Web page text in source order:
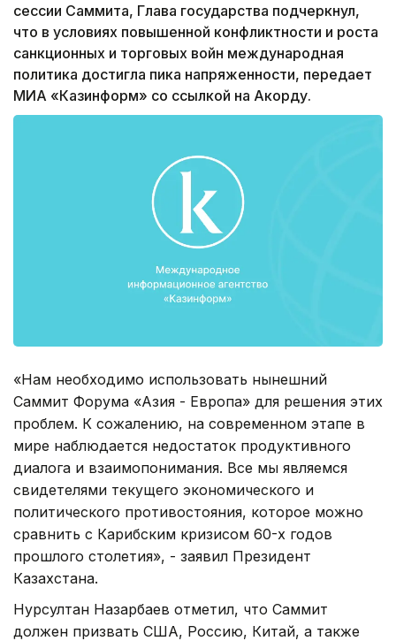
сессии Саммита, Глава государства подчеркнул,
что в условиях повышенной конфликтности и роста
санкционных и торговых войн международная
политика достигла пика напряженности, передает
МИА «Казинформ» со ссылкой на Акорду.
«Нам необходимо использовать нынешний
Саммит Форума «Азия - Европа» для решения этих
проблем. К сожалению, на современном этапе в
мире наблюдается недостаток продуктивного
диалога и взаимопонимания. Все мы являемся
свидетелями текущего экономического и
политического противостояния, которое можно
сравнить с Карибским кризисом 60-х годов
прошлого столетия», - заявил Президент
Казахстана.
Нурсултан Назарбаев отметил, что Саммит
должен призвать США, Россию, Китай, а также